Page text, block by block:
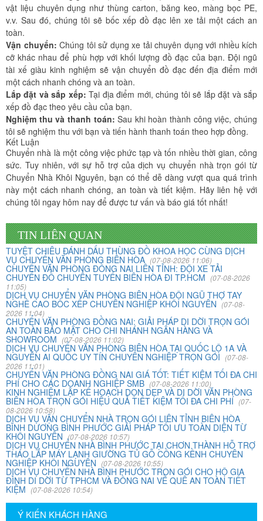
vật liệu chuyên dụng như thùng carton, băng keo, màng bọc PE,
v.v. Sau đó, chúng tôi sẽ bốc xếp đồ đạc lên xe tải một cách an
toàn.
Vận chuyển: Chúng tôi sử dụng xe tải chuyên dụng với nhiều kích
cỡ khác nhau để phù hợp với khối lượng đồ đạc của bạn. Đội ngũ
tài xế giàu kinh nghiệm sẽ vận chuyển đồ đạc đến địa điểm mới
một cách nhanh chóng và an toàn.
Lắp đặt và sắp xếp: Tại địa điểm mới, chúng tôi sẽ lắp đặt và sắp
xếp đồ đạc theo yêu cầu của bạn.
Nghiệm thu và thanh toán: Sau khi hoàn thành công việc, chúng
tôi sẽ nghiệm thu với bạn và tiến hành thanh toán theo hợp đồng.
Kết Luận
Chuyển nhà là một công việc phức tạp và tốn nhiều thời gian, công
sức. Tuy nhiên, với sự hỗ trợ của dịch vụ chuyển nhà trọn gói từ
Chuyển Nhà Khôi Nguyên, bạn có thể dễ dàng vượt qua quá trình
này một cách nhanh chóng, an toàn và tiết kiệm. Hãy liên hệ với
chúng tôi ngay hôm nay để được tư vấn và báo giá tốt nhất!
TIN LIÊN QUAN
TUYỆT CHIÊU ĐÁNH DẤU THÙNG ĐỒ KHOA HỌC CÙNG DỊCH
VỤ CHUYỂN VĂN PHÒNG BIÊN HÒA (07-08-2026 11:06)
CHUYỂN VĂN PHÒNG ĐỒNG NAI LIÊN TỈNH: ĐỘI XE TẢI
CHUYỂN ĐỒ CHUYÊN TUYẾN BIÊN HÒA ĐI TP.HCM (07-08-2026
11:05)
DỊCH VỤ CHUYỂN VĂN PHÒNG BIÊN HÒA ĐỘI NGŨ THỢ TAY
NGHỀ CAO BỐC XẾP CHUYÊN NGHIỆP KHÔI NGUYÊN(07-08-
2026 11:04)
CHUYỂN VĂN PHÒNG ĐỒNG NAI: GIẢI PHÁP DI DỜI TRỌN GÓI
AN TOÀN BẢO MẬT CHO CHI NHÁNH NGÂN HÀNG VÀ
SHOWROOM (07-08-2026 11:02)
DỊCH VỤ CHUYỂN VĂN PHÒNG BIÊN HÒA TẠI QUỐC LỘ 1A VÀ
NGUYỄN AI QUỐC UY TÍN CHUYÊN NGHIỆP TRỌN GÓI (07-08-
2026 11:01)
CHUYỂN VĂN PHÒNG ĐỒNG NAI GIÁ TỐT: TIẾT KIỆM TỐI ĐA CHI
PHÍ CHO CÁC DOANH NGHIỆP SMB (07-08-2026 11:00)
KINH NGHIỆM LẬP KẾ HOẠCH DỌN DẸP VÀ DI DỜI VĂN PHÒNG
BIÊN HÒA TRỌN GÓI HIỆU QUẢ TIẾT KIỆM TỐI ĐA CHI PHÍ (07-
08-2026 10:58)
DỊCH VỤ VẬN CHUYỂN NHÀ TRỌN GÓI LIÊN TỈNH BIÊN HÒA
BÌNH DƯƠNG BÌNH PHƯỚC GIẢI PHÁP TỐI ƯU TOÀN DIỆN TỪ
KHÔI NGUYÊN(07-08-2026 10:57)
DỊCH VỤ CHUYỂN NHÀ BÌNH PHƯỚC TẠI CHƠN THÀNH HỖ TRỢ
THÁO LẮP MÁY LẠNH GIƯỜNG TỦ GỖ CỒNG KỀNH CHUYÊN
NGHIỆP KHÔI NGUYÊN (07-08-2026 10:55)
DỊCH VỤ CHUYỂN NHÀ BÌNH PHƯỚC TRỌN GÓI CHO HỘ GIA
ĐÌNH DI DỜI TỪ TPHCM VÀ ĐỒNG NAI VỀ QUÊ AN TOÀN TIẾT
KIỆM (07-08-2026 10:54)
Ý KIẾN KHÁCH HÀNG
Vừa qua tôi có chuyển văn phòng từ 3/2 về đường Cộng
Hòa. Ban đầu tôi cũng đắn đo nhiều dịch vụ chuyển nhà
nhưng cuối cùng tôi quyết định chọn công ty Khôi
Nguyên. Tôi thật sự hài lòng. Cảm ơn quý công ty.
Phạm Minh Tuấn
232/2 Cộng Hòa, P.13, Q. Tân Bình
Vợ chồng tôi vừa chuyển về nhà mới ở Chưng cư Thái An
về quận 2. Tôi được biết dịch vụ của Khôi Nguyên đã lâu
và đến nay đã sử dụng dịch vụ chuyển nhà này. Tôi xin
chúng công ty ngày càng phát triển và nâng cao chất
lượng dịch vụ
Mai Hương
Vĩnh Lộc A - Bình Chánh
Công ty Khôi Nguyên chuyển hàng của cô bao bọc đóng
gói rất cẩn thận. Cô rất hài lòng